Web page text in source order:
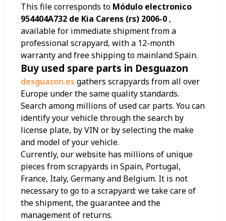
This file corresponds to Módulo electronico
954404A732 de Kia Carens (rs) 2006-0 ,
available for immediate shipment from a
professional scrapyard, with a 12-month
warranty and free shipping to mainland Spain.
Buy used spare parts in Desguazon
desguazon.es gathers scrapyards from all over
Europe under the same quality standards.
Search among millions of used car parts. You can
identify your vehicle through the search by
license plate, by VIN or by selecting the make
and model of your vehicle.
Currently, our website has millions of unique
pieces from scrapyards in Spain, Portugal,
France, Italy, Germany and Belgium. It is not
necessary to go to a scrapyard: we take care of
the shipment, the guarantee and the
management of returns.